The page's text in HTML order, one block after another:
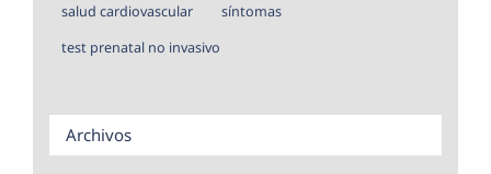
salud cardiovascular
síntomas
test prenatal no invasivo
Archivos